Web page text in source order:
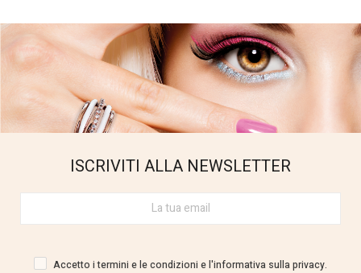
ISCRIVITI ALLA NEWSLETTER
Accetto i termini e le condizioni e l'informativa sulla privacy.